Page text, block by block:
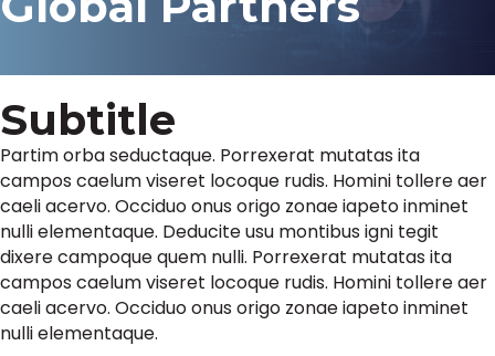
Subtitle
Partim orba seductaque. Porrexerat mutatas ita
campos caelum viseret locoque rudis. Homini tollere aer
caeli acervo. Occiduo onus origo zonae iapeto inminet
nulli elementaque. Deducite usu montibus igni tegit
dixere campoque quem nulli. Porrexerat mutatas ita
campos caelum viseret locoque rudis. Homini tollere aer
caeli acervo. Occiduo onus origo zonae iapeto inminet
nulli elementaque.